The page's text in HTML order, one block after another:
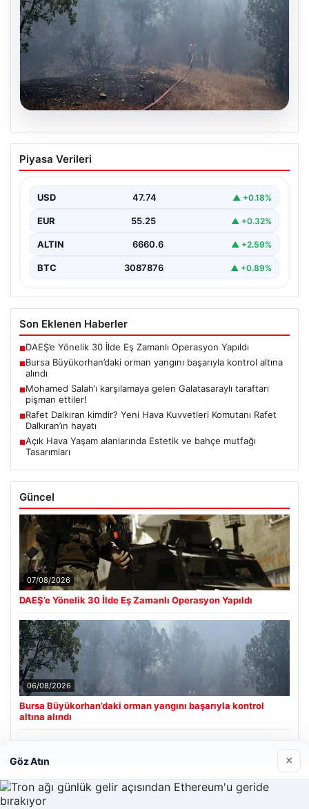
06.08.2026
Bursa Büyükorhan’daki orman yangını
başarıyla kontrol altına alındı
geçtiğimiz saatlerde meydana gelen büyük orman
yangını, yerel…
Piyasa Verileri
USD 47.74 ▲ +0.18%
EUR 55.25 ▲ +0.32%
ALTIN 6660.6 ▲ +2.59%
BTC 3087876 ▲ +0.89%
Son Eklenen Haberler
■DAEŞ’e Yönelik 30 İlde Eş Zamanlı Operasyon Yapıldı
■Bursa Büyükorhan’daki orman yangını başarıyla kontrol altına
alındı
■Mohamed Salah’ı karşılamaya gelen Galatasaraylı taraftarı
pişman ettiler!
■Rafet Dalkıran kimdir? Yeni Hava Kuvvetleri Komutanı Rafet
Dalkıran’ın hayatı
■Açık Hava Yaşam alanlarında Estetik ve bahçe mutfağı
Tasarımları
Güncel
07/08/2026
DAEŞ’e Yönelik 30 İlde Eş Zamanlı Operasyon Yapıldı
06/08/2026
Bursa Büyükorhan’daki orman yangını başarıyla kontrol
altına alındı
Göz Atın ×